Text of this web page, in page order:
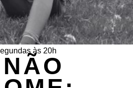
às 20h